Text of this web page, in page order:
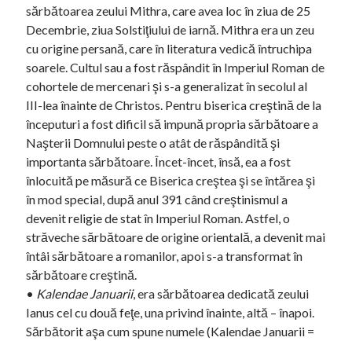
sărbătoarea zeului Mithra, care avea loc în ziua de 25
Decembrie, ziua Solstiţiului de iarnă. Mithra era un zeu
cu origine persană, care în literatura vedică întruchipa
soarele. Cultul sau a fost răspândit în Imperiul Roman de
cohortele de mercenari şi s-a generalizat în secolul al
III-lea înainte de Christos. Pentru biserica creştină de la
începuturi a fost dificil să impună propria sărbătoare a
Naşterii Domnului peste o atât de răspândită şi
importanta sărbătoare. Încet-încet, însă, ea a fost
înlocuită pe măsură ce Biserica creştea şi se întărea şi
în mod special, după anul 391 când creştinismul a
devenit religie de stat în Imperiul Roman. Astfel, o
străveche sărbătoare de origine orientală, a devenit mai
întâi sărbătoare a romanilor, apoi s-a transformat în
sărbătoare creştină.
• Kalendae Januarii, era sărbătoarea dedicată zeului
Ianus cel cu două feţe, una privind înainte, altă – înapoi.
Sărbătorit aşa cum spune numele (Kalendae Januarii =